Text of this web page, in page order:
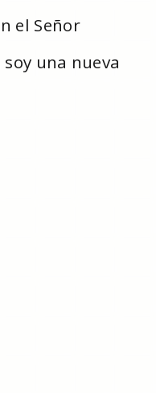
el Señor
una nueva